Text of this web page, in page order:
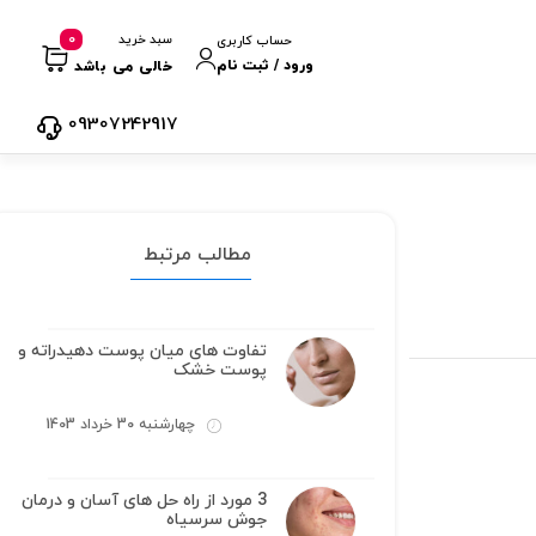
حساب کاربری
ورود / ثبت نام
سبد خرید
خالی می باشد
0
09307242917
مطالب مرتبط
تفاوت های میان پوست دهیدراته و
پوست خشک
چهارشنبه 30 خرداد 1403
3 مورد از راه حل های آسان و درمان
جوش سرسیاه